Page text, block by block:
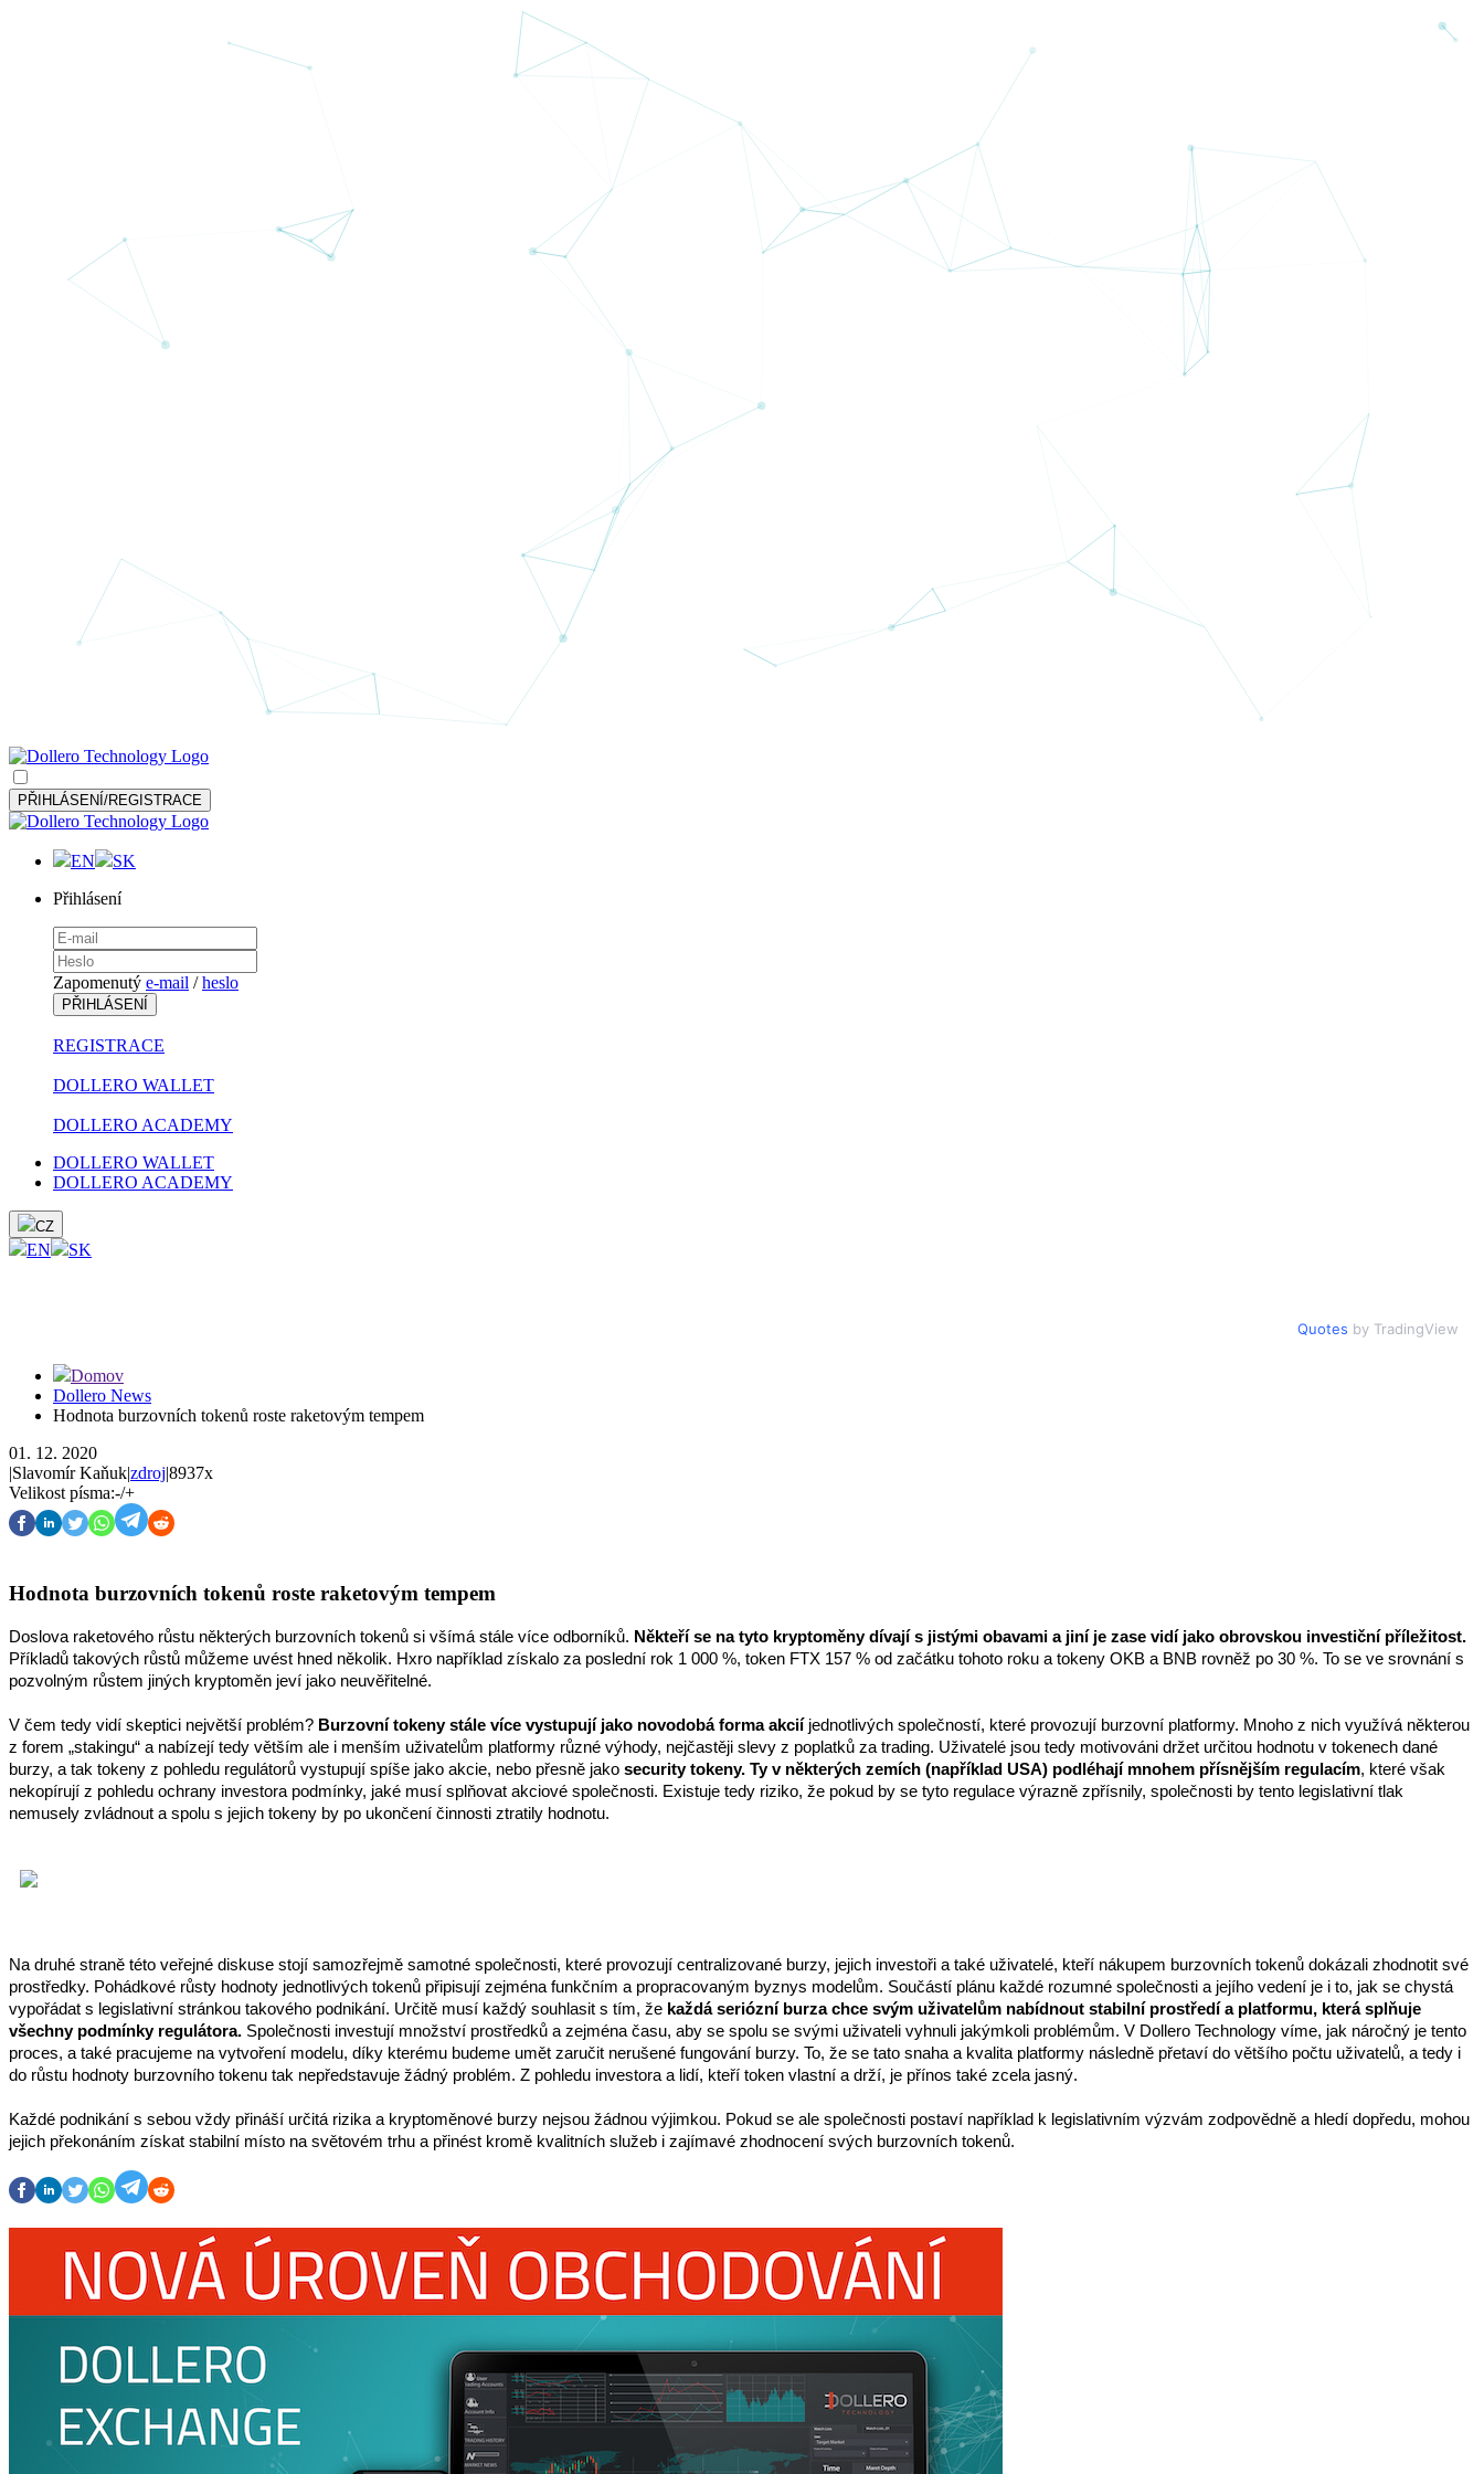
PŘIHLÁSENÍ/REGISTRACE
EN
SK
Přihlásení
Zapomenutý e-mail /heslo
PŘIHLÁSENÍ
REGISTRACE
DOLLERO WALLET
DOLLERO ACADEMY
DOLLERO WALLET
DOLLERO ACADEMY
CZ
EN SK
Quotes by TradingView
Domov
Dollero News
Hodnota burzovních tokenů roste raketovým tempem
01. 12. 2020
|Slavomír Kaňuk|zdroj|8937x
Velikost písma:-/+
Hodnota burzovních tokenů roste raketovým tempem
Doslova raketového růstu některých burzovních tokenů si všímá stále více odborníků. Někteří se na tyto kryptoměny dívají s jistými obavami a jiní je zase vidí jako obrovskou investiční příležitost.
Příkladů takových růstů můžeme uvést hned několik. Hxro například získalo za poslední rok 1 000 %, token FTX 157 % od začátku tohoto roku a tokeny OKB a BNB rovněž po 30 %. To se ve srovnání s
pozvolným růstem jiných kryptoměn jeví jako neuvěřitelné.
V čem tedy vidí skeptici největší problém? Burzovní tokeny stále více vystupují jako novodobá forma akcií jednotlivých společností, které provozují burzovní platformy. Mnoho z nich využívá některou
z forem „stakingu“ a nabízejí tedy větším ale i menším uživatelům platformy různé výhody, nejčastěji slevy z poplatků za trading. Uživatelé jsou tedy motivováni držet určitou hodnotu v tokenech dané
burzy, a tak tokeny z pohledu regulátorů vystupují spíše jako akcie, nebo přesně jako security tokeny. Ty v některých zemích (například USA) podléhají mnohem přísnějším regulacím, které však
nekopírují z pohledu ochrany investora podmínky, jaké musí splňovat akciové společnosti. Existuje tedy riziko, že pokud by se tyto regulace výrazně zpřísnily, společnosti by tento legislativní tlak
nemusely zvládnout a spolu s jejich tokeny by po ukončení činnosti ztratily hodnotu.
Na druhé straně této veřejné diskuse stojí samozřejmě samotné společnosti, které provozují centralizované burzy, jejich investoři a také uživatelé, kteří nákupem burzovních tokenů dokázali zhodnotit své
prostředky. Pohádkové růsty hodnoty jednotlivých tokenů připisují zejména funkčním a propracovaným byznys modelům. Součástí plánu každé rozumné společnosti a jejího vedení je i to, jak se chystá
vypořádat s legislativní stránkou takového podnikání. Určitě musí každý souhlasit s tím, že každá seriózní burza chce svým uživatelům nabídnout stabilní prostředí a platformu, která splňuje
všechny podmínky regulátora. Společnosti investují množství prostředků a zejména času, aby se spolu se svými uživateli vyhnuli jakýmkoli problémům. V Dollero Technology víme, jak náročný je tento
proces, a také pracujeme na vytvoření modelu, díky kterému budeme umět zaručit nerušené fungování burzy. To, že se tato snaha a kvalita platformy následně přetaví do většího počtu uživatelů, a tedy i
do růstu hodnoty burzovního tokenu tak nepředstavuje žádný problém. Z pohledu investora a lidí, kteří token vlastní a drží, je přínos také zcela jasný.
Každé podnikání s sebou vždy přináší určitá rizika a kryptoměnové burzy nejsou žádnou výjimkou. Pokud se ale společnosti postaví například k legislativním výzvám zodpovědně a hledí dopředu, mohou
jejich překonáním získat stabilní místo na světovém trhu a přinést kromě kvalitních služeb i zajímavé zhodnocení svých burzovních tokenů.